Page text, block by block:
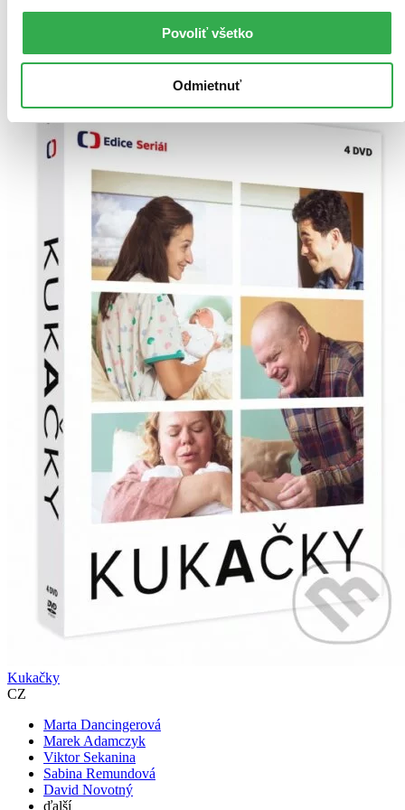
Povoliť všetko
Odmietnuť
Kukačky
CZ
Marta Dancingerová
Marek Adamczyk
Viktor Sekanina
Sabina Remundová
David Novotný
ďalší